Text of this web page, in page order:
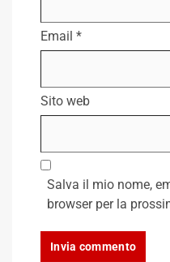
Email *
Sito web
Salva il mio nome,
browser per la